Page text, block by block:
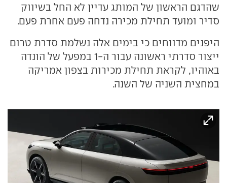
שהדגם הראשון של המותג עדיין לא החל בשיווק
סדיר ומועד תחילת מכירה נדחה פעם אחרת פעם.
היפנים מדווחים כי בימים אלה נשלמת סדרת טרום
ייצור סדרתי ראשונה עבור ה-1 במפעל של הונדה
באוהיו, לקראת תחילת מכירות בצפון אמריקה
במחצית השניה של השנה.